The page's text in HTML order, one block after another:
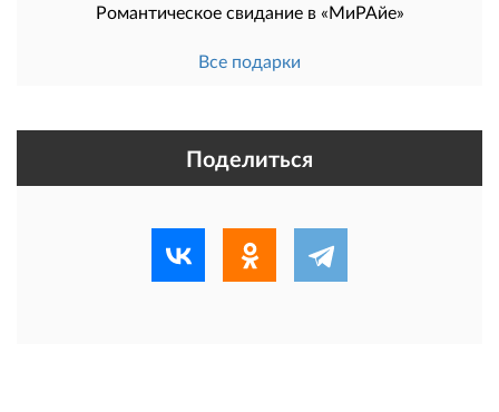
Романтическое свидание в «МиРАйе»
Все подарки
Поделиться